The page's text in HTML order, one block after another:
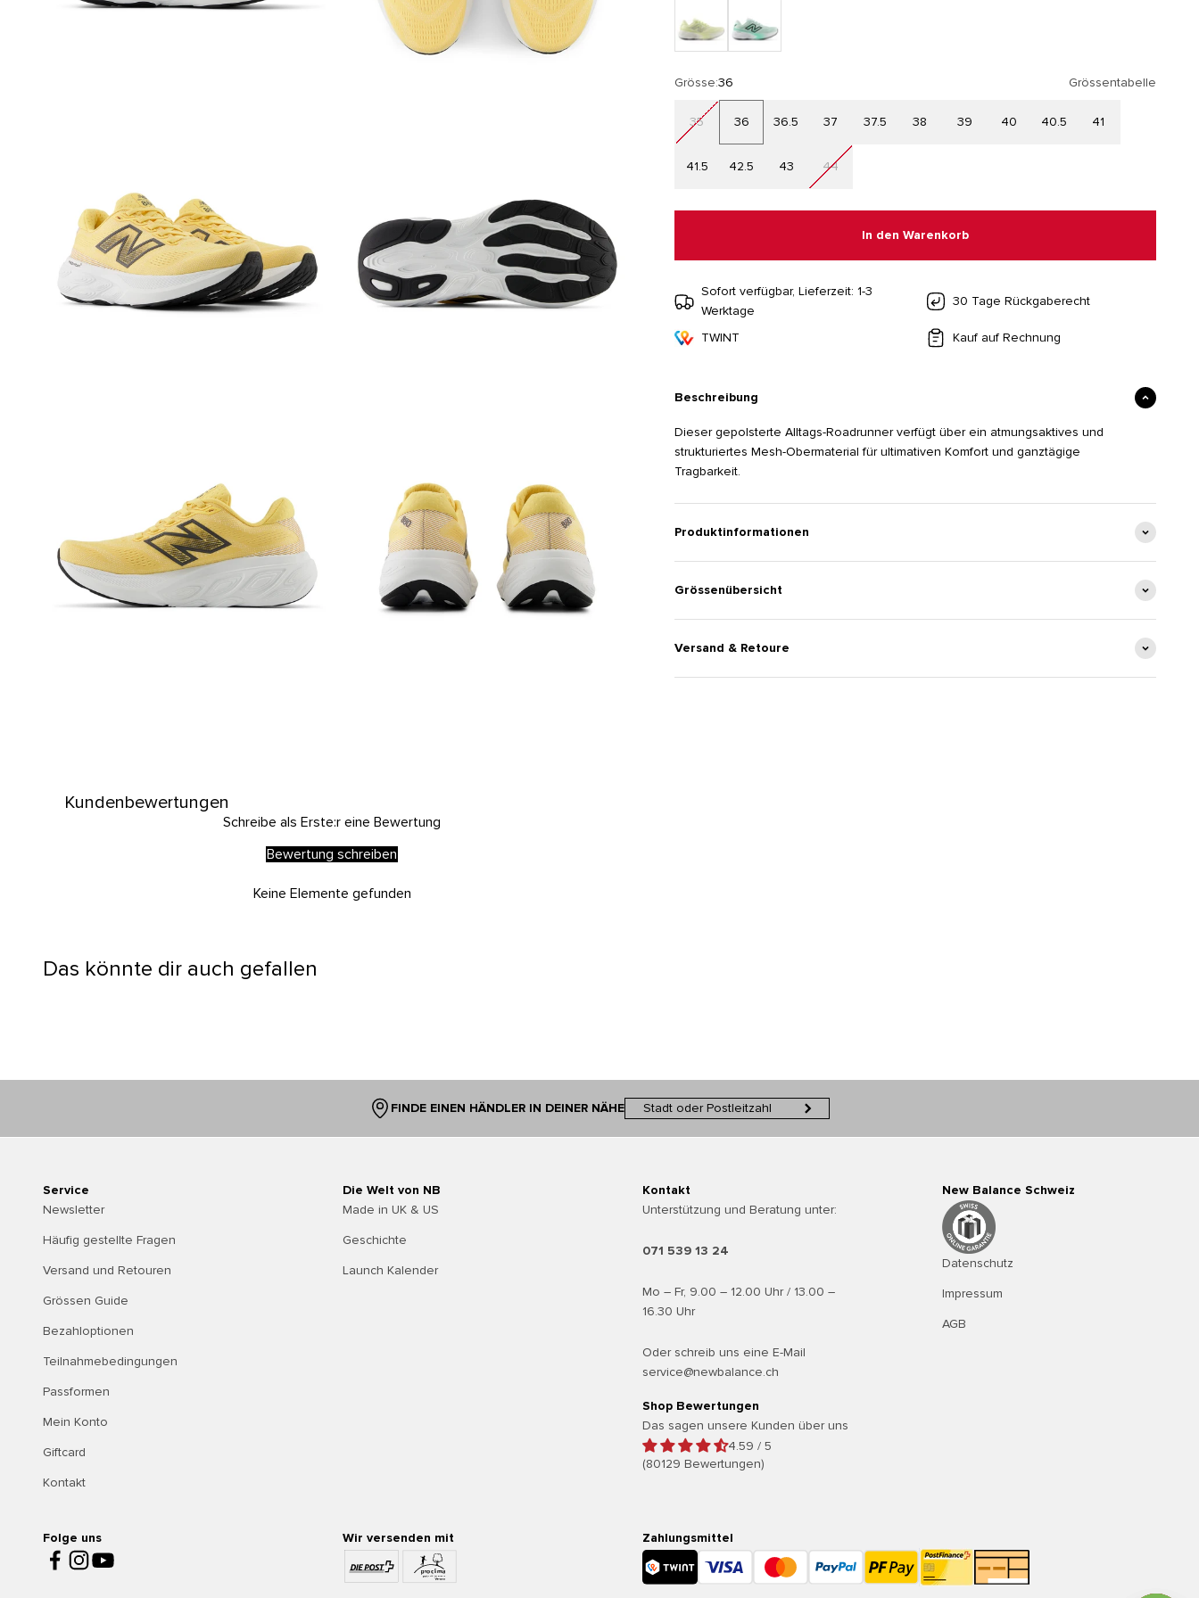
Grösse:36 Grössentabelle
35 36 36.5 37 37.5 38 39 40 40.5 41
41.5 42.5 43 44
In den Warenkorb
Sofort verfügbar, Lieferzeit: 1-3
Werktage
30 Tage Rückgaberecht
TWINT Kauf auf Rechnung
Beschreibung
Dieser gepolsterte Alltags-Roadrunner verfügt über ein atmungsaktives und
strukturiertes Mesh-Obermaterial für ultimativen Komfort und ganztägige
Tragbarkeit.
Produktinformationen
Grössenübersicht
Versand & Retoure
Kundenbewertungen
Schreibe als Erste:r eine Bewertung
Bewertung schreiben
Keine Elemente gefunden
Das könnte dir auch gefallen
FINDE EINEN HÄNDLER IN DEINER NÄHE
Service
Newsletter
Häufig gestellte Fragen
Versand und Retouren
Grössen Guide
Bezahloptionen
Teilnahmebedingungen
Passformen
Mein Konto
Giftcard
Kontakt
Die Welt von NB
Made in UK & US
Geschichte
Launch Kalender
Kontakt
Unterstützung und Beratung unter:
071 539 13 24
Mo – Fr, 9.00 – 12.00 Uhr / 13.00 –
16.30 Uhr
Oder schreib uns eine E-Mail
service@newbalance.ch
Shop Bewertungen
Das sagen unsere Kunden über uns
4.59 / 5
(80129 Bewertungen)
New Balance Schweiz
Datenschutz
Impressum
AGB
Folge uns Wir versenden mit Zahlungsmittel